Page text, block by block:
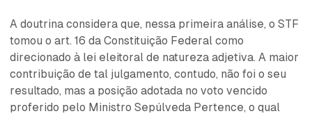
A doutrina considera que, nessa primeira análise, o STF
tomou o art. 16 da Constituição Federal como
direcionado à lei eleitoral de natureza adjetiva. A maior
contribuição de tal julgamento, contudo, não foi o seu
resultado, mas a posição adotada no voto vencido
proferido pelo Ministro Sepúlveda Pertence, o qual